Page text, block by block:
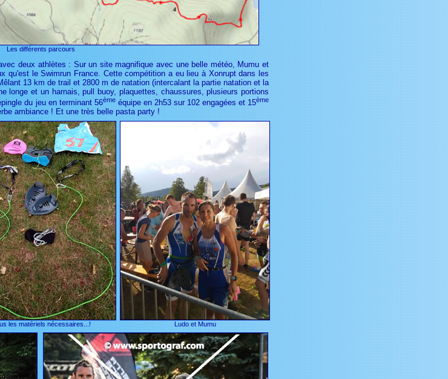
Les différents parcours
deux athlètes : Sur un site magnifique avec une belle météo, Mumu et
qu'est le Swimrun France. Cette compétition a eu lieu à Xonrupt dans les
13 km de trail et 2800 m de natation (intercalant la partie natation et la
longe et un harnais, pull buoy, plaquettes, chaussures, plusieurs portions
du jeu en terminant 56èmeéquipe en 2h53 sur 102 engagées et 15ème
ambiance ! Et une très belle pasta party !
les matériels nécessaires...! Ludo et Mumu